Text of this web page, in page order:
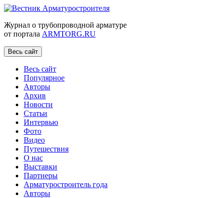
Журнал о трубопроводной арматуре
от портала ARMTORG.RU
Весь сайт
Весь сайт
Популярное
Авторы
Архив
Новости
Статьи
Интервью
Фото
Видео
Путешествия
О нас
Выставки
Партнеры
Арматуростроитель года
Авторы